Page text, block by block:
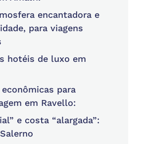
encantadora e
para viagens
hotéis de luxo em
econômicas para
em Ravello:
e costa “alargada”: